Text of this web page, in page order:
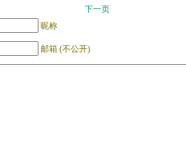
下一页
昵称
邮箱 (不公开)